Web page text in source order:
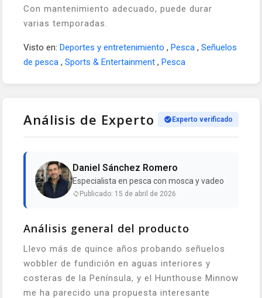
Con mantenimiento adecuado, puede durar
varias temporadas.
Visto en: Deportes y entretenimiento , Pesca , Señuelos
de pesca , Sports & Entertainment , Pesca
Análisis de Experto Experto verificado
Daniel Sánchez Romero
Especialista en pesca con mosca y vadeo
Publicado: 15 de abril de 2026
Análisis general del producto
Llevo más de quince años probando señuelos
wobbler de fundición en aguas interiores y
costeras de la Península, y el Hunthouse Minnow
me ha parecido una propuesta interesante